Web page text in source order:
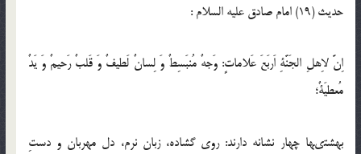
حدیث (19) امام صادق عليه‏ السلام :
اِنَّ لاِهلِ الجَنَّةِ اَربَعَ عَلاماتٍ: وَجهٌ مُنبَسِطٌ وَ لِسانٌ لَطيفٌ وَ قَلبٌ رَحيمٌ وَ يَدٌ
مُعطيَةٌ؛
بهشتى‏ها چهار نشانه دارند: روى گشاده، زبان نرم، دل مهربان و دستِ